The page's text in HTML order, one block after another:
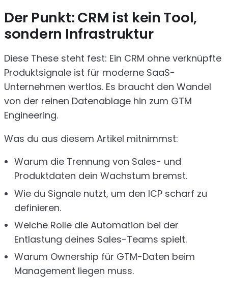
Der Punkt: CRM ist kein Tool,
sondern Infrastruktur
Diese These steht fest: Ein CRM ohne verknüpfte
Produktsignale ist für moderne SaaS-
Unternehmen wertlos. Es braucht den Wandel
von der reinen Datenablage hin zum GTM
Engineering.
Was du aus diesem Artikel mitnimmst:
Warum die Trennung von Sales- und
Produktdaten dein Wachstum bremst.
Wie du Signale nutzt, um den ICP scharf zu
definieren.
Welche Rolle die Automation bei der
Entlastung deines Sales-Teams spielt.
Warum Ownership für GTM-Daten beim
Management liegen muss.